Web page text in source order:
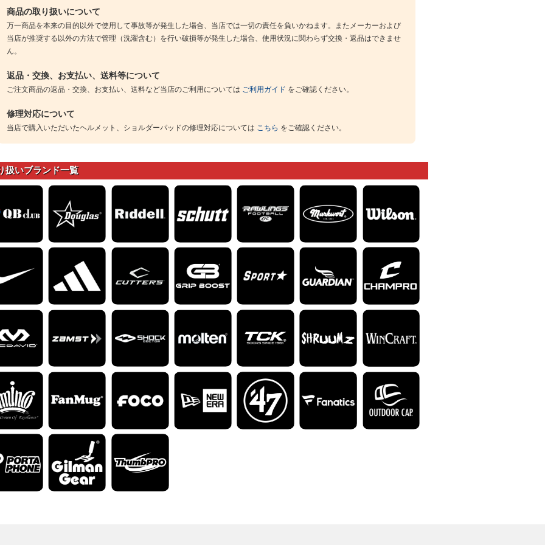
商品の取り扱いについて
万一商品を本来の目的以外で使用して事故等が発生した場合、当店では一切の責任を負いかねます。またメーカーおよび
当店が推奨する以外の方法で管理（洗濯含む）を行い破損等が発生した場合、使用状況に関わらず交換・返品はできませ
ん。
返品・交換、お支払い、送料等について
ご注文商品の返品・交換、お支払い、送料など当店のご利用については ご利用ガイド をご確認ください。
修理対応について
当店で購入いただいたヘルメット、ショルダーパッドの修理対応については こちら をご確認ください。
扱いブランド一覧